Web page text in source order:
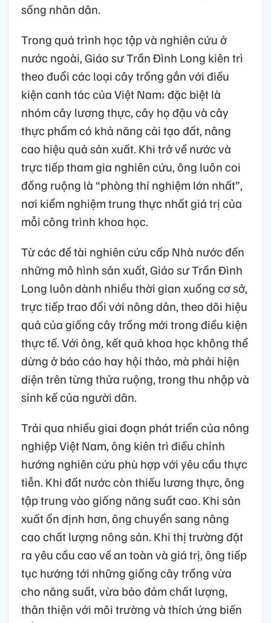
sống nhân dân.
Trong quá trình học tập và nghiên cứu ở
nước ngoài, Giáo sư Trần Đình Long kiên trì
theo đuổi các loại cây trồng gắn với điều
kiện canh tác của Việt Nam; đặc biệt là
nhóm cây lương thực, cây họ đậu và cây
thực phẩm có khả năng cải tạo đất, nâng
cao hiệu quả sản xuất. Khi trở về nước và
trực tiếp tham gia nghiên cứu, ông luôn coi
đồng ruộng là “phòng thí nghiệm lớn nhất”,
nơi kiểm nghiệm trung thực nhất giá trị của
mỗi công trình khoa học.
Từ các đề tài nghiên cứu cấp Nhà nước đến
những mô hình sản xuất, Giáo sư Trần Đình
Long luôn dành nhiều thời gian xuống cơ sở,
trực tiếp trao đổi với nông dân, theo dõi hiệu
quả của giống cây trồng mới trong điều kiện
thực tế. Với ông, kết quả khoa học không thể
dừng ở báo cáo hay hội thảo, mà phải hiện
diện trên từng thửa ruộng, trong thu nhập và
sinh kế của người dân.
Trải qua nhiều giai đoạn phát triển của nông
nghiệp Việt Nam, ông kiên trì điều chỉnh
hướng nghiên cứu phù hợp với yêu cầu thực
tiễn. Khi đất nước còn thiếu lương thực, ông
tập trung vào giống năng suất cao. Khi sản
xuất ổn định hơn, ông chuyển sang nâng
cao chất lượng nông sản. Khi thị trường đặt
ra yêu cầu cao về an toàn và giá trị, ông tiếp
tục hướng tới những giống cây trồng vừa
cho năng suất, vừa bảo đảm chất lượng,
thân thiện với môi trường và thích ứng biến